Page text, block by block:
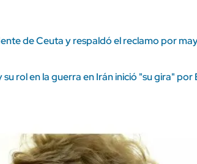
de Ceuta y respaldó el reclamo por
rol en la guerra en Irán inició "su gira" por